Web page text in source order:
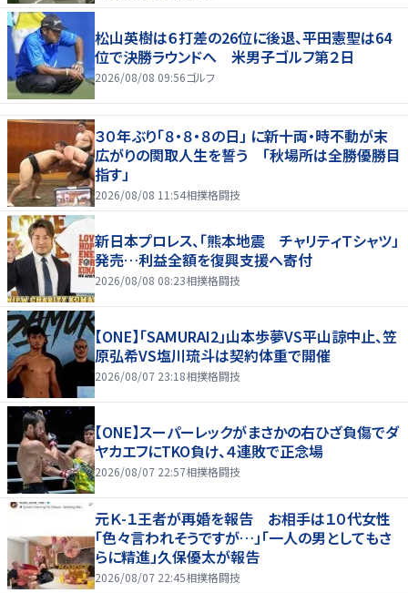
松山英樹は６打差の26位に後退、平田憲聖は64
位で決勝ラウンドへ 米男子ゴルフ第２日
2026/08/08 09:56ゴルフ
３０年ぶり「８・８・８の日」 に新十両・時不動が末
広がりの関取人生を誓う 「秋場所は全勝優勝目
指す」
2026/08/08 11:54相撲格闘技
新日本プロレス、「熊本地震 チャリティＴシャツ」
発売…利益全額を復興支援へ寄付
2026/08/08 08:23相撲格闘技
【ONE】「SAMURAI2」山本歩夢VS平山諒中止、笠
原弘希VS塩川琉斗は契約体重で開催
2026/08/07 23:18相撲格闘技
【ONE】スーパーレックがまさかの右ひざ負傷でダ
ヤカエフにTKO負け、４連敗で正念場
2026/08/07 22:57相撲格闘技
元Ｋ-１王者が再婚を報告 お相手は１０代女性
「色々言われそうですが…」「一人の男としてもさ
らに精進」久保優太が報告
2026/08/07 22:45相撲格闘技